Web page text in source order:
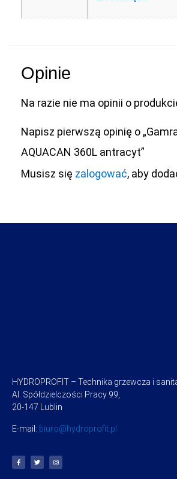
Opinie
Na razie nie ma opinii o
Napisz pierwszą opinię o
AQUACAN 360L antracyt”
Musisz się zalogować, aby
HYDROPROFIT – Technika grzewcza i
Al. Spółdzielczości Pracy 99,
20-147 Lublin
E-mail: biuro@hydroprofit.pl